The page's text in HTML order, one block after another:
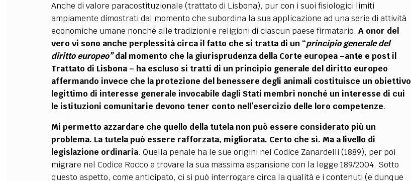
Anche di valore paracostituzionale (trattato di Lisbona), pur con i suoi fisiologici limiti
ampiamente dimostrati dal momento che subordina la sua applicazione ad una serie di attività
economiche umane nonché alle tradizioni e religioni di ciascun paese firmatario. A onor del
vero vi sono anche perplessità circa il fatto che si tratta di un “principio generale del
diritto europeo”dal momento che la giurisprudenza della Corte europea –ante e post il
Trattato di Lisbona – ha escluso si tratti di un principio generale del diritto europeo
affermando invece che la protezione del benessere degli animali costituisce un obiettivo
legittimo di interesse generale invocabile dagli Stati membri nonché un interesse di cui
le istituzioni comunitarie devono tener conto nell’esercizio delle loro competenze.
Mi permetto azzardare che quello della tutela non può essere considerato più un
problema. La tutela può essere rafforzata, migliorata. Certo che sì. Ma a livello di
legislazione ordinaria. Quella penale ha le sue origini nel Codice Zanardelli (1889), per poi
migrare nel Codice Rocco e trovare la sua massima espansione con la legge 189/2004. Sotto
questo aspetto, come anticipato, ci si può interrogare circa la qualità e i contenuti (e dunque